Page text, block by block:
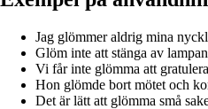
Jag glömmer aldrig mina
Glöm inte att stänga av
Vi får inte glömma att
Hon glömde bort mötet och
Det är lätt att glömma små